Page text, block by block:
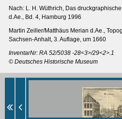
MERIANS DEUTSCHLAND 1642 -
Interaktive Karte
Bildergalerie Topographia
Impressum
Nach: L. H. Wüthrich, Das
d.Ae., Bd. 4, Hamburg 1996
Martin Zeiller/Matthäus Merian d.Ae.,
Sachsen-Anhalt, 3. Auflage, um 1660
InventarNr: RA 52/5038 -28<3>/29<2>.1
© Deutsches Historische Museum